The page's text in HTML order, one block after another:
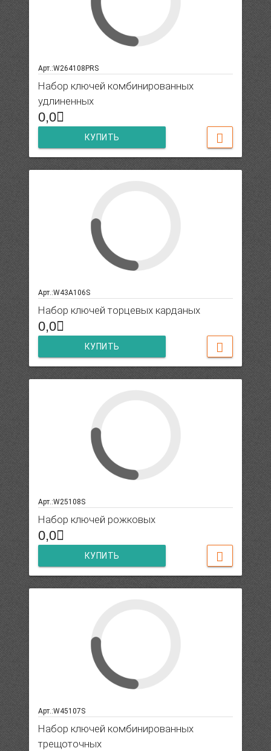
Арт.:W264108PRS
Набор ключей комбинированных
удлиненных
0,0
КУПИТЬ
Арт.:W43A106S
Набор ключей торцевых карданых
0,0
КУПИТЬ
Арт.:W25108S
Набор ключей рожковых
0,0
КУПИТЬ
Арт.:W45107S
Набор ключей комбинированных
трещоточных